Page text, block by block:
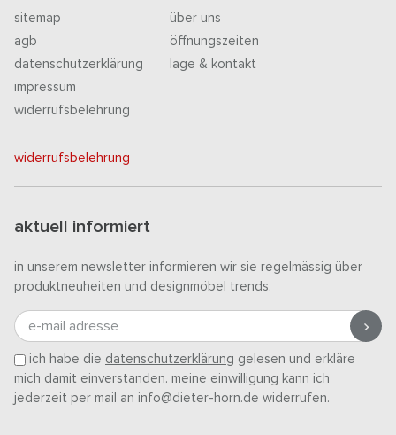
sitemap
agb
datenschutzerklärung
impressum
widerrufsbelehrung
über uns
öffnungszeiten
lage & kontakt
widerrufsbelehrung
aktuell informiert
in unserem newsletter informieren wir sie regelmässig über
produktneuheiten und designmöbel trends.
e-mail adresse
ich habe die datenschutzerklärung gelesen und erkläre
mich damit einverstanden. meine einwilligung kann ich
jederzeit per mail an info@dieter-horn.de widerrufen.